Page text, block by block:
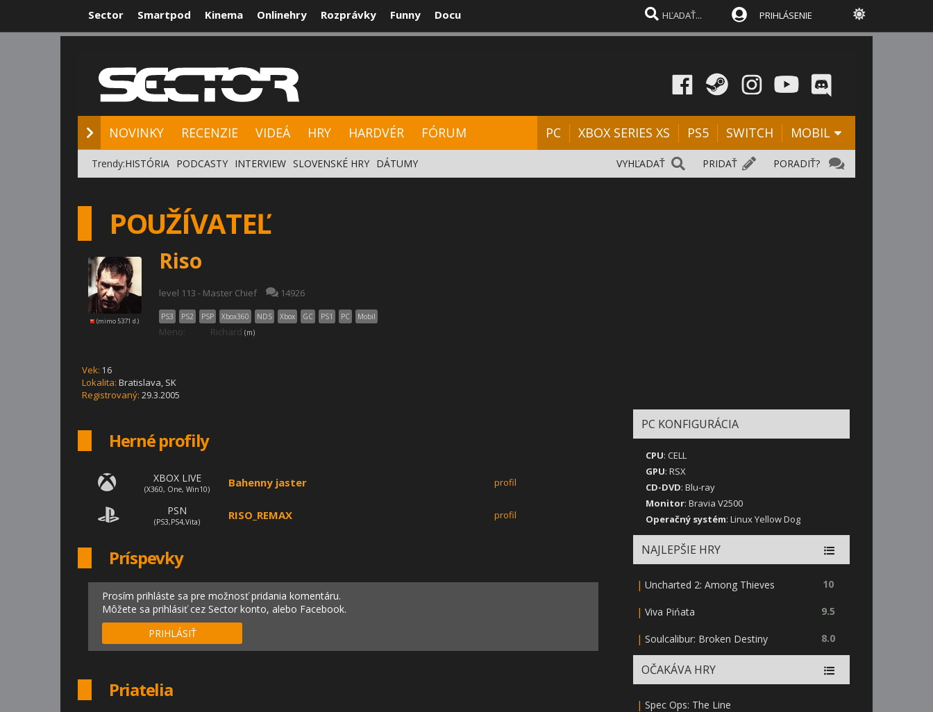
Sector Smartpod Kinema Onlinehry Rozprávky Funny Docu PRIHLÁSENIE
NOVINKY RECENZIE VIDEÁ HRY HARDVÉR FÓRUM PC XBOX SERIES XS PS5 SWITCH MOBIL
PORADIŤ?
PRIDAŤ
VYHĽADAŤ
Trendy:HISTÓRIA PODCASTY INTERVIEW SLOVENSKÉ HRY DÁTUMY
POUŽÍVATEĽ
(mimo 5371 d.)
Riso
level 113 - Master Chief 14926
PS3 PS2 PSP Xbox360 NDS Xbox GC PS1 PC Mobil
Meno: Richard (m)
Vek: 16
Lokalita: Bratislava, SK
Registrovaný: 29.3.2005
Herné profily
XBOX LIVE
(X360, One, Win10) Bahenny jaster profil
PSN
(PS3,PS4,Vita) RISO_REMAX profil
Príspevky
Prosím prihláste sa pre možnosť pridania komentáru.
Môžete sa prihlásiť cez Sector konto, alebo Facebook.
PRIHLÁSIŤ
Priatelia
PC KONFIGURÁCIA
CPU: CELL
GPU: RSX
CD-DVD: Blu-ray
Monitor: Bravia V2500
Operačný systém: Linux Yellow Dog
NAJLEPŠIE HRY
10
| Uncharted 2: Among Thieves
9.5
| Viva Pińata
8.0
| Soulcalibur: Broken Destiny
OČAKÁVA HRY
| Spec Ops: The Line